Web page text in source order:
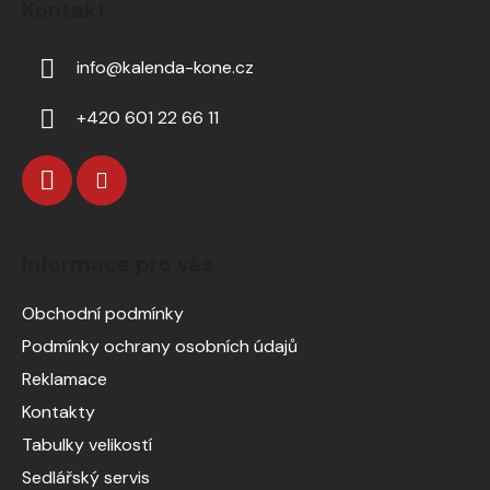
info@kalenda-kone.cz
+420 601 22 66 11
Obchodní podmínky
Podmínky ochrany osobních údajů
Reklamace
Kontakty
Tabulky velikostí
Sedlářský servis